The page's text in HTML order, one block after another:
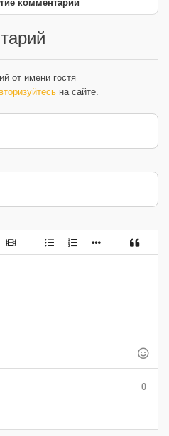
комментарии
от имени гостя
на сайте.
-
-
0